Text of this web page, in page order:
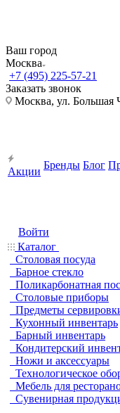
Ваш город
Москва
+7 (495) 225-57-21
Заказать звонок
Москва, ул. Большая
Акции
Бренды Блог
Войти
Каталог
Столовая посуда
Барное стекло
Поликарбонатная
Столовые приборы
Предметы
Кухонный инвентарь
Барный инвентарь
Кондитерский
Ножи и аксессуары
Технологическое
Мебель для
Сувенирная